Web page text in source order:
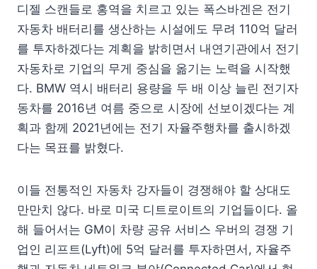
디젤 스캔들로 홍역을 치르고 있는 폭스바겐은 전기
자동차 배터리를 생산하는 시설에도 무려 110억 달러
를 투자하겠다는 계획을 밝히면서 내연기관에서 전기
자동차로 기업의 무게 중심을 옮기는 노력을 시작했
다. BMW 역시 배터리 용량을 두 배 이상 늘린 전기자
동차를 2016년 여름 중으로 시장에 선보이겠다는 계
획과 함께 2021년에는 전기 자율주행차를 출시하겠
다는 목표를 밝혔다.
이들 전통적인 자동차 강자들이 경쟁해야 할 상대도
만만치 않다. 바로 미국 디트로이트의 기업들이다. 올
해 들어서는 GM이 차량 공유 서비스 우버의 경쟁 기
업인 리프트(Lyft)에 5억 달러를 투자하면서, 자율주